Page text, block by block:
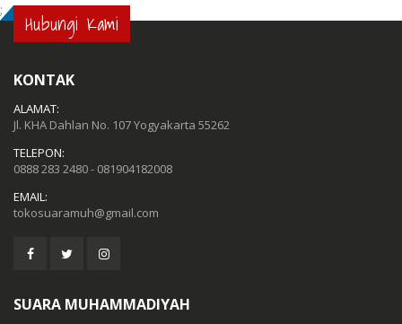
; Hubungi Kami
KONTAK
ALAMAT:
Jl. KHA Dahlan No. 107 Yogyakarta 55262
TELEPON:
0888 283 2480 - 081904182008
EMAIL:
tokosuaramuh@gmail.com
SUARA MUHAMMADIYAH